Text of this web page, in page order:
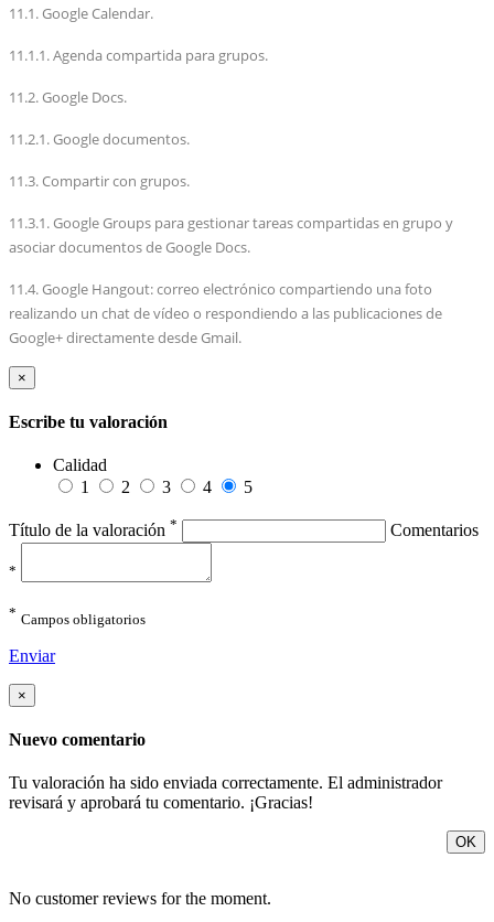
11.1. Google Calendar.
11.1.1. Agenda compartida para grupos.
11.2. Google Docs.
11.2.1. Google documentos.
11.3. Compartir con grupos.
11.3.1. Google Groups para gestionar tareas compartidas en grupo y
asociar documentos de Google Docs.
11.4. Google Hangout: correo electrónico compartiendo una foto
realizando un chat de vídeo o respondiendo a las publicaciones de
Google+ directamente desde Gmail.
×
Escribe tu valoración
Calidad
1
2 3 4 5
Título de la valoración * Comentarios
*
* Campos obligatorios
Enviar
×
Nuevo comentario
Tu valoración ha sido enviada correctamente. El administrador
revisará y aprobará tu comentario. ¡Gracias!
OK
No customer reviews for the moment.